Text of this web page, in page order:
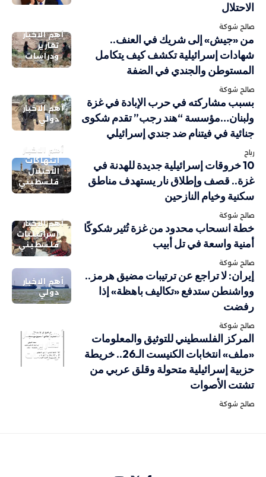
الاحتلال
صالح شوكة
أهم الاخبار
تقارير
ودراسات
من «جيش» إلى شريك في العنف..
شهادات إسرائيلية تكشف كيف يتكامل
المستوطن والجندي في الضفة
صالح شوكة
أهم الاخبار
دولي
بسبب مشاركته في حرب الإبادة في غزة
ولبنان…مؤسسة “هند رجب” تقدم شكوى
جنائية في فيتنام ضد جندي إسرائيلي
رباح
أهم الاخبار
انتهاكات
الاحتلال
فلسطيني
10 خروقات إسرائيلية جديدة للهدنة في
غزة.. قصف وإطلاق نار يستهدف مناطق
سكنية وخيام النازحين
صالح شوكة
أهم الاخبار
إسرائيليات
فلسطيني
خطة انسحاب محدود من غزة تُثير شكوكًا
أمنية واسعة في تل أبيب
صالح شوكة
أهم الاخبار
دولي
إيران: لا تراجع عن ترتيبات مضيق هرمز..
وواشنطن ستدفع «تكاليف باهظة» إذا
رفضت
صالح شوكة
أهم الاخبار
تقارير
ودراسات
المركز الفلسطيني للتوثيق والمعلومات
«ملف» انتخابات الكنيست الـ26.. خريطة
حزبية إسرائيلية متحولة وقلق عربي من
تشتت الأصوات
صالح شوكة